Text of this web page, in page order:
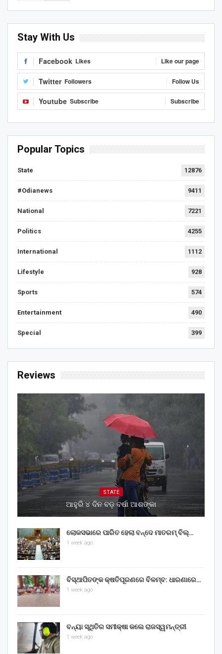
Stay With Us
Facebook Likes Like our page
Twitter Followers Follow Us
Youtube Subscribe Subscribe
Popular Topics
State 12876
#Odianews 9411
National 7221
Politics 4255
International 1112
Lifestyle 928
Sports 574
Entertainment 490
Special 399
Reviews
STATE
ଆହୁରି ୪ ଦିନ ବଡ଼ ବର୍ଷା ଆଶଙ୍କା
ଲୋକସଭାରେ ପାରିତ ହେଲା ବନ୍ଦେ ମାତରମ୍‌ ବିଲ୍‌…
1 week ago
ବିସ୍ଥାପିତଙ୍କ କ୍ଷତିପୂରଣରେ ବିଳମ୍ବ: ଧାରଣାରେ…
1 week ago
ବନ୍ୟା ସ୍ଥିତିର ସମୀକ୍ଷା କଲେ ରାଜସ୍ୱମନ୍ତ୍ରୀ
1 week ago